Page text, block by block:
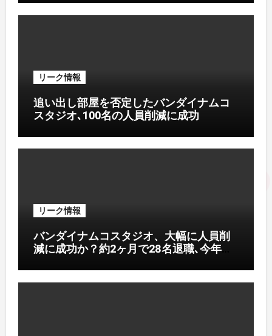
トナムで消費者を欺く悪質宣伝が発覚
リーク情報
追い出し部屋を否定したバンダイナムコ
スタジオ､100名の人員削減に成功
リーク情報
バンダイナムコスタジオ、大幅に人員削
減に成功か？約2ヶ月で28名退職､今年度